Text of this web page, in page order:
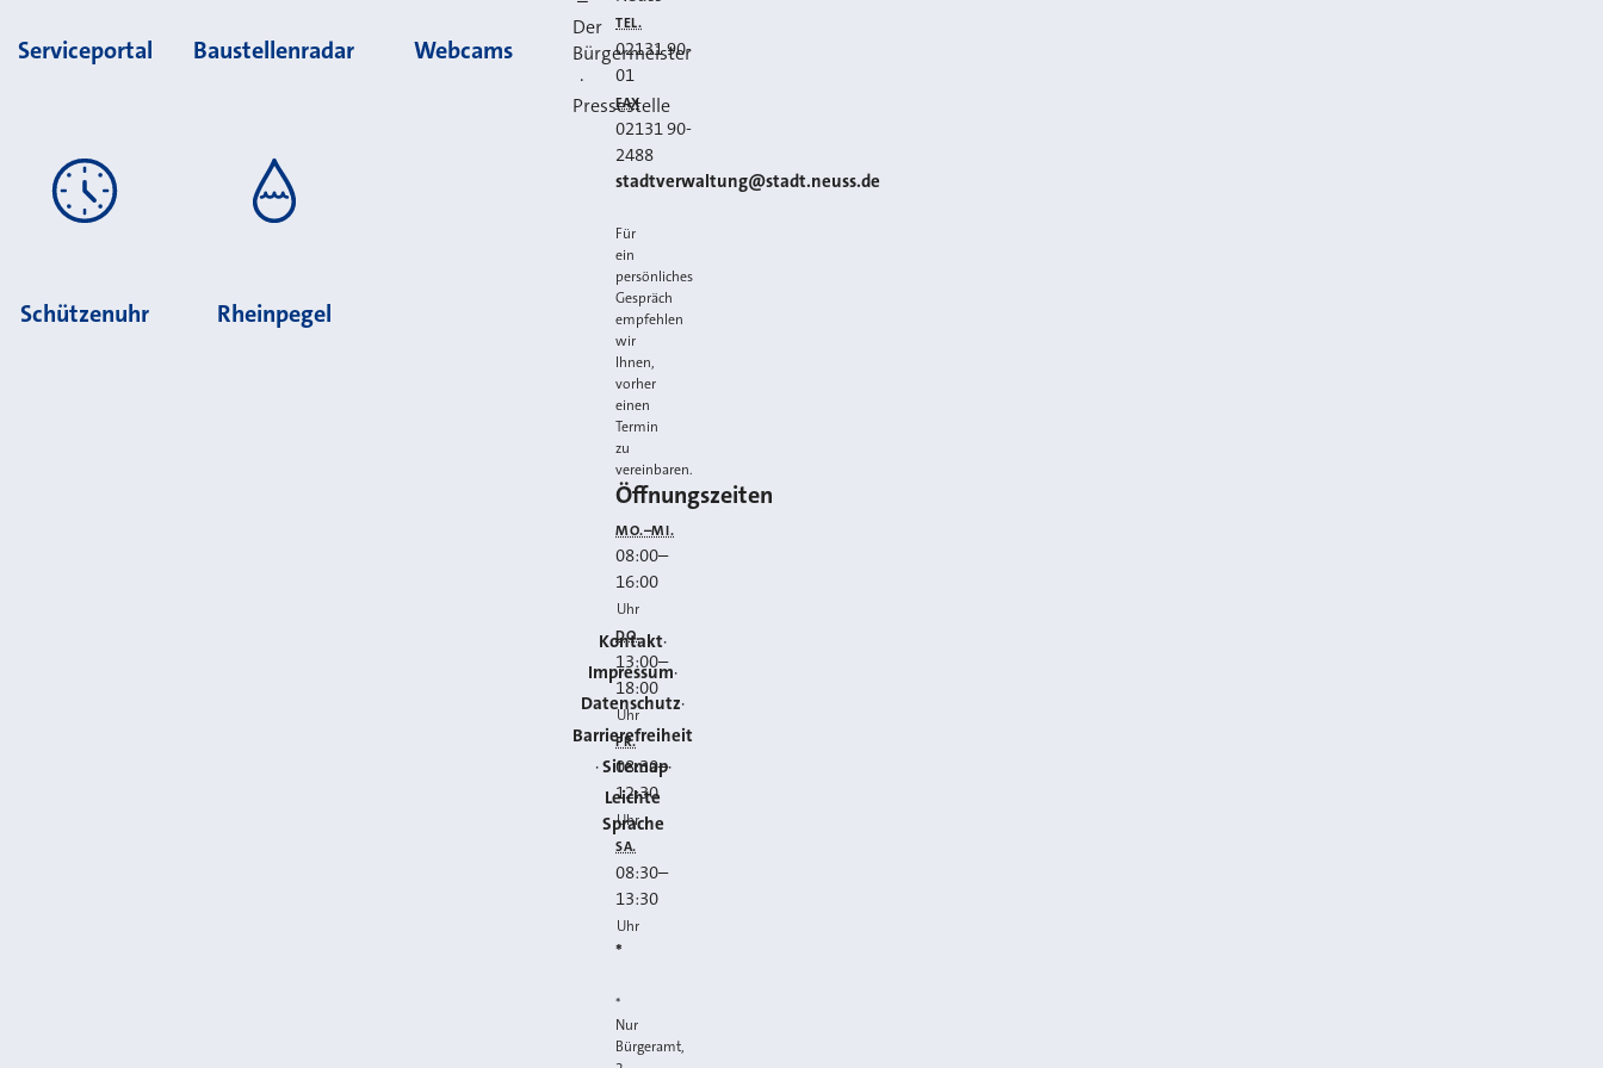
Serviceportal Baustellenradar Webcams
Schützenuhr Rheinpegel
Der
Bürgermeister
·
Pressestelle
Kontakt
Impressum
Datenschutz
Barrierefreiheit
Sitemap
Leichte
Sprache
TEL.
02131 90-
01
FAX
02131 90-
2488
E-MAIL
stadtverwaltung@stadt.neuss.de
Für
ein
persönliches
Gespräch
empfehlen
wir
Ihnen,
vorher
einen
Termin
zu
vereinbaren.
Öffnungszeiten
MO.–MI.
08:00–
16:00
Uhr
DO.
13:00–
18:00
Uhr
FR.
08:30–
12:30
Uhr
SA.
08:30–
13:30
Uhr
*
*
Nur
Bürgeramt,